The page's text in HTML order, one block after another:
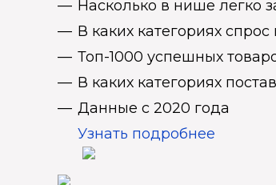
Насколько в нише легко
В каких категориях
Топ-1000 успешных
В каких категориях
Данные с 2020 года
Узнать подробнее